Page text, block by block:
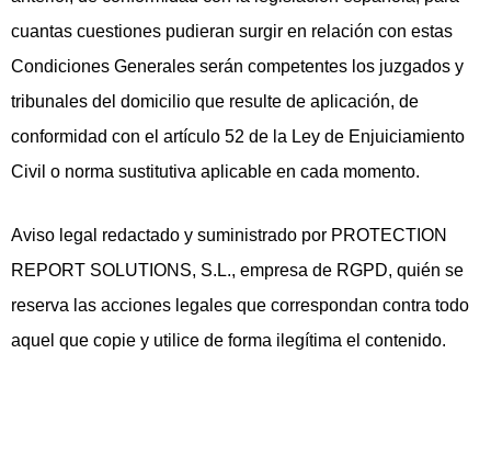
cuantas cuestiones pudieran surgir en relación con estas
Condiciones Generales serán competentes los juzgados y
tribunales del domicilio que resulte de aplicación, de
conformidad con el artículo 52 de la Ley de Enjuiciamiento
Civil o norma sustitutiva aplicable en cada momento.
Aviso legal redactado y suministrado por PROTECTION
REPORT SOLUTIONS, S.L., empresa de RGPD, quién se
reserva las acciones legales que correspondan contra todo
aquel que copie y utilice de forma ilegítima el contenido.